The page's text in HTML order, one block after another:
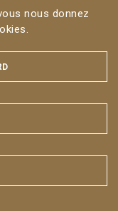
© 2025
nous donnez